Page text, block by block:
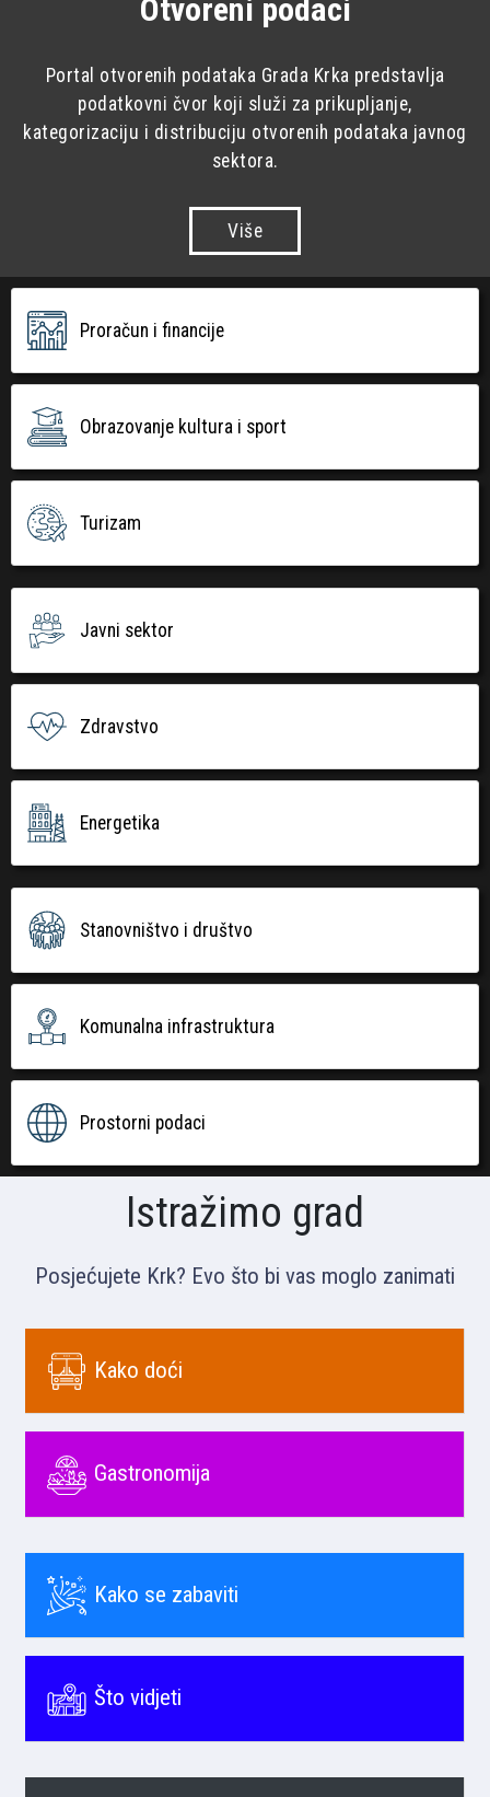
Otvoreni podaci
Portal otvorenih podataka Grada Krka predstavlja
podatkovni čvor koji služi za prikupljanje,
kategorizaciju i distribuciju otvorenih podataka javnog
sektora.
Više
Proračun i financije
Obrazovanje kultura i sport
Turizam
Javni sektor
Zdravstvo
Energetika
Stanovništvo i društvo
Komunalna infrastruktura
Prostorni podaci
Istražimo grad
Posjećujete Krk? Evo što bi vas moglo zanimati
Kako doći
Gastronomija
Kako se zabaviti
Što vidjeti